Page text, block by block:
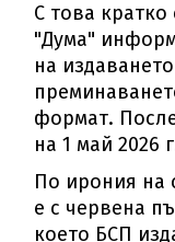
С това
"Дума"
на
формат.
на 1 май 2026
По ирония на
е с червена
което БСП